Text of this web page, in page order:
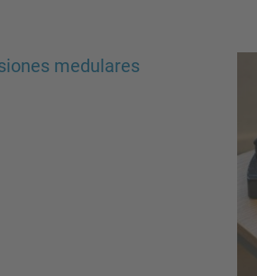
medulares